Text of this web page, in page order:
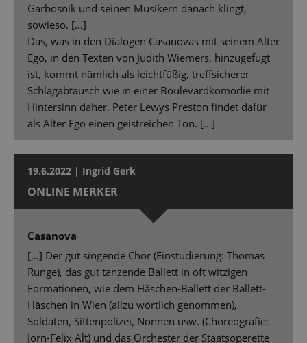
Garbosnik und seinen Musikern danach klingt,
sowieso. […]
Das, was in den Dialogen Casanovas mit seinem Alter
Ego, in den Texten von Judith Wiemers, hinzugefügt
ist, kommt nämlich als leichtfüßig, treffsicherer
Schlagabtausch wie in einer Boulevardkomödie mit
Hintersinn daher. Peter Lewys Preston findet dafür
als Alter Ego einen geistreichen Ton. […]
19.6.2022 | Ingrid Gerk
ONLINE MERKER
Casanova
[…] Der gut singende Chor (Einstudierung: Thomas
Runge), das gut tanzende Ballett in oft witzigen
Formationen, wie dem Häschen-Ballett der Ballett-
Häschen in Wien (allzu wörtlich genommen),
Soldaten, Sittenpolizei, Nonnen usw. (Choreografie:
Jörn-Felix Alt) und das Orchester der Staatsoperette